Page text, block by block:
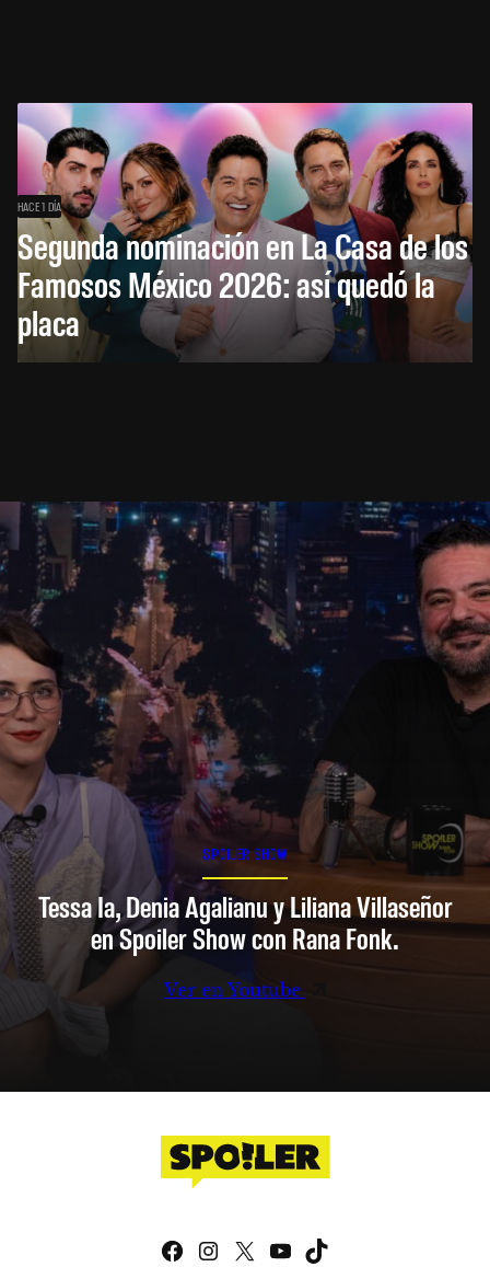
HACE 1 DÍA
Segunda nominación en La Casa de los
Famosos México 2026: así quedó la
placa
SPOILER SHOW
Tessa Ia, Denia Agalianu y Liliana Villaseñor
en Spoiler Show con Rana Fonk.
Ver en Youtube
Facebook
Instagram
X YouTube